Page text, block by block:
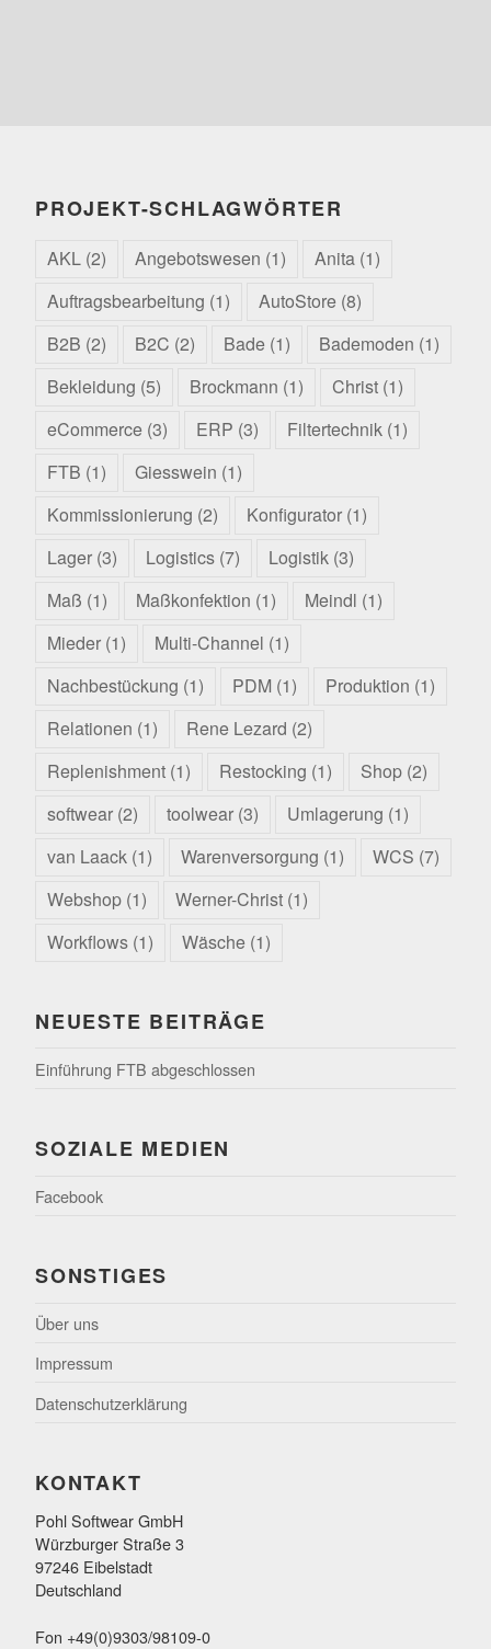
PROJEKT-SCHLAGWÖRTER
AKL (2) Angebotswesen (1) Anita (1)
Auftragsbearbeitung (1) AutoStore (8)
B2B (2) B2C (2) Bade (1) Bademoden (1)
Bekleidung (5) Brockmann (1) Christ (1)
eCommerce (3) ERP (3) Filtertechnik (1)
FTB (1) Giesswein (1)
Kommissionierung (2) Konfigurator (1)
Lager (3) Logistics (7) Logistik (3)
Maß (1) Maßkonfektion (1) Meindl (1)
Mieder (1) Multi-Channel (1)
Nachbestückung (1) PDM (1) Produktion (1)
Relationen (1) Rene Lezard (2)
Replenishment (1) Restocking (1) Shop (2)
softwear (2) toolwear (3) Umlagerung (1)
van Laack (1) Warenversorgung (1) WCS (7)
Webshop (1) Werner-Christ (1)
Workflows (1) Wäsche (1)
NEUESTE BEITRÄGE
Einführung FTB abgeschlossen
SOZIALE MEDIEN
Facebook
SONSTIGES
Über uns
Impressum
Datenschutzerklärung
KONTAKT
Pohl Softwear GmbH
Würzburger Straße 3
97246 Eibelstadt
Deutschland
Fon +49(0)9303/98109-0